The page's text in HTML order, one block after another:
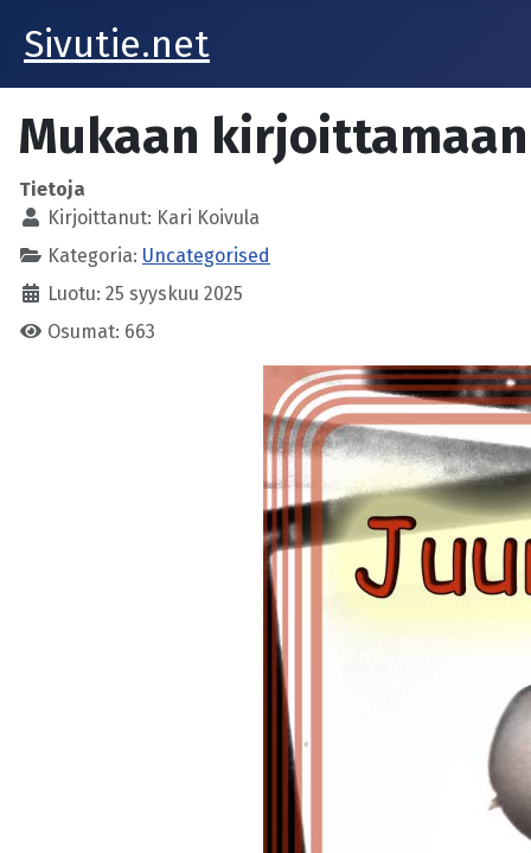
Sivutie.net
Mukaan kirjoittamaan
Tietoja
Kirjoittanut: Kari Koivula
Kategoria: Uncategorised
Luotu: 25 syyskuu 2025
Osumat: 663